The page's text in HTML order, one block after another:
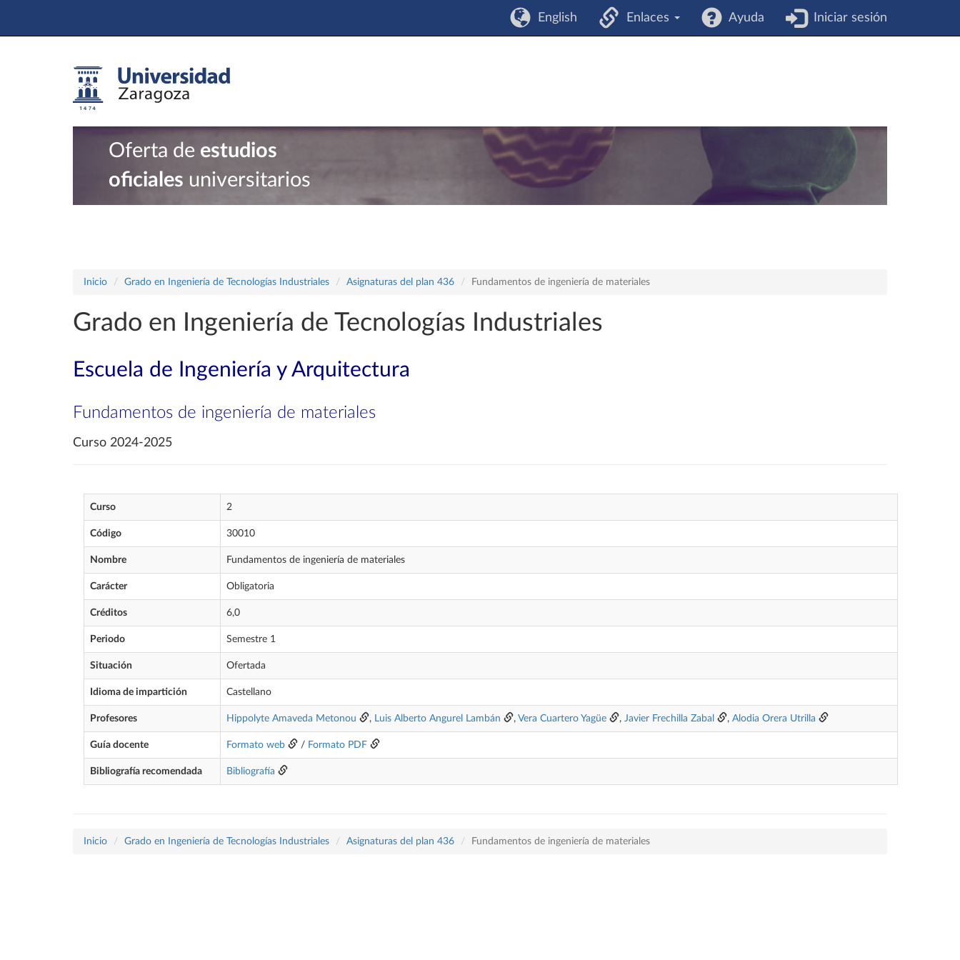
English Enlaces Ayuda Iniciar sesión
Oferta de estudios
oficiales universitarios
Inicio Grado en Ingeniería de Tecnologías Industriales Asignaturas del plan 436 Fundamentos de ingeniería de materiales
Grado en Ingeniería de Tecnologías Industriales
Escuela de Ingeniería y Arquitectura
Fundamentos de ingeniería de materiales
Curso 2024-2025
Curso 2
Código 30010
Nombre Fundamentos de ingeniería de materiales
Carácter Obligatoria
Créditos 6,0
Periodo Semestre 1
Situación Ofertada
Idioma de impartición Castellano
Profesores Hippolyte Amaveda Metonou , Luis Alberto Angurel Lambán , Vera Cuartero Yagüe , Javier Frechilla Zabal , Alodia Orera Utrilla
Guía docente Formato web / Formato PDF
Bibliografía recomendada Bibliografía
Inicio Grado en Ingeniería de Tecnologías Industriales Asignaturas del plan 436 Fundamentos de ingeniería de materiales